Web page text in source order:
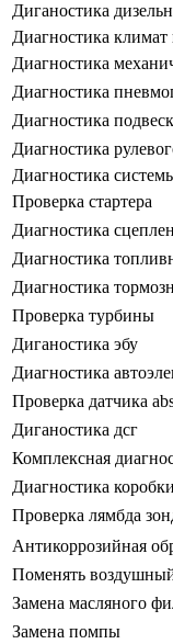
Диганостика
Диагностика климат
Диагностика
Диагностика
Диагностика
Диагностика
Диагностика
Проверка стартера
Диагностика
Диагностика
Диагностика
Проверка турбины
Диганостика эбу
Диагностика
Проверка датчика
Диганостика дсг
Комплексная
Диагностика
Проверка лямбда
Антикоррозийная
Поменять
Замена масляного
Замена помпы